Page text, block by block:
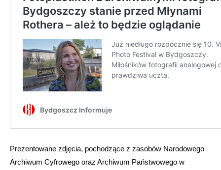
Prezentowane zdjęcia, pochodzące z zasobów Narodowego
Archiwum Cyfrowego oraz Archiwum Państwowego w